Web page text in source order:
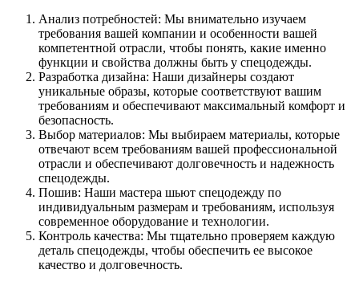
Анализ потребностей: Мы внимательно изучаем
требования вашей компании и особенности вашей
компетентной отрасли, чтобы понять, какие именно
функции и свойства должны быть у спецодежды.
Разработка дизайна: Наши дизайнеры создают
уникальные образы, которые соответствуют вашим
требованиям и обеспечивают максимальный комфорт и
безопасность.
Выбор материалов: Мы выбираем материалы, которые
отвечают всем требованиям вашей профессиональной
отрасли и обеспечивают долговечность и надежность
спецодежды.
Пошив: Наши мастера шьют спецодежду по
индивидуальным размерам и требованиям, используя
современное оборудование и технологии.
Контроль качества: Мы тщательно проверяем каждую
деталь спецодежды, чтобы обеспечить ее высокое
качество и долговечность.